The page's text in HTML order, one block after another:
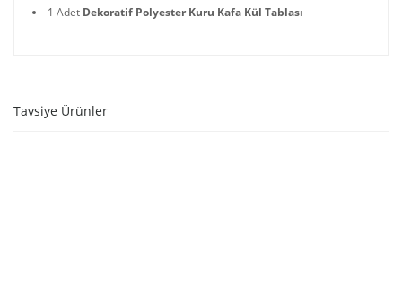
1 Adet Dekoratif Polyester Kuru Kafa Kül Tablası
Tavsiye Ürünler